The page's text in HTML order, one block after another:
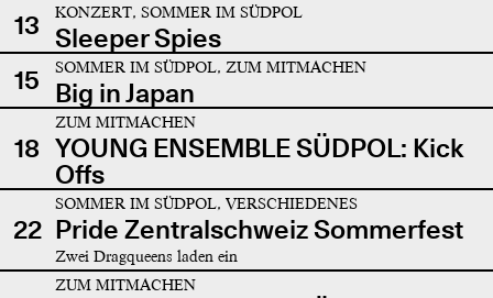
13
KONZERT, SOMMER IM SÜDPOL
Sleeper Spies
15
SOMMER IM SÜDPOL, ZUM MITMACHEN
Big in Japan
18
ZUM MITMACHEN
YOUNG ENSEMBLE SÜDPOL: Kick
Offs
22
SOMMER IM SÜDPOL, VERSCHIEDENES
Pride Zentralschweiz Sommerfest
Zwei Dragqueens laden ein
ZUM MITMACHEN